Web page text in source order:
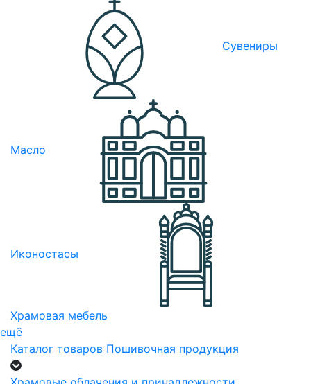
Сувениры
Масло
Иконостасы
Храмовая мебель
ещё
Каталог товаров Пошивочная продукция